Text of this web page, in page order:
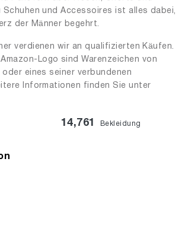
Schuhen und Accessoires ist alles dabei,
der Männer begehrt.
verdienen wir an qualifizierten Käufen.
Logo sind Warenzeichen von
oder eines seiner verbundenen
Informationen finden Sie unter
14,761 Bekleidung